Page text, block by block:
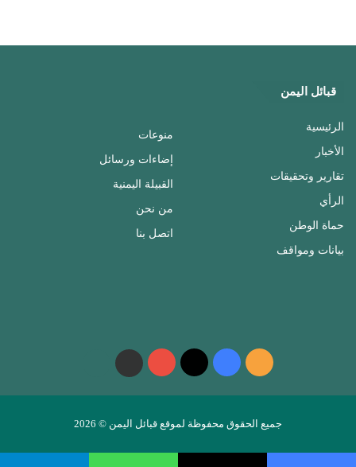
قبائل اليمن
الرئيسية
الأخبار
تقارير وتحقيقات
الرأي
حماة الوطن
بيانات ومواقف
منوعات
إضاءات ورسائل
القبيلة اليمنية
من نحن
اتصل بنا
ملخص
الموقع
RSS
فيسبوك ‫X
‫YouTubeواتساب
جميع الحقوق محفوظة لموقع قبائل اليمن © 2026